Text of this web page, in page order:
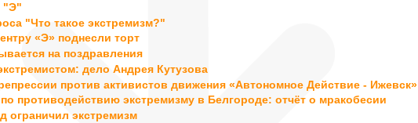
"Э"
"Что такое экстремизм?"
«Э» поднесли торт
на поздравления
дело Андрея Кутузова
против активистов движения «Автономное Действие - Ижевск»
противодействию экстремизму в Белгороде: отчёт о мракобесии
ограничил экстремизм